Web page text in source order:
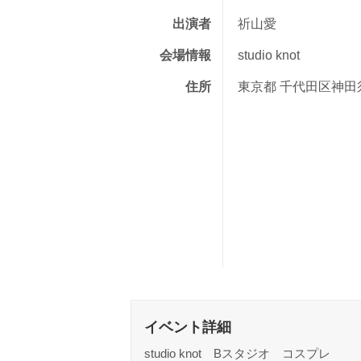
出演者 祈山愛
会場情報 studio knot
住所 東京都 千代田区神
イベント詳細
studio knot Bスタジオ コスプレ